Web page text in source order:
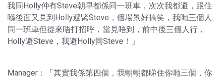
我同Holly仲有Steve朝早都係同一班車，次次我都避，跟住
喺後面又見到Holly避緊Steve，個場景好搞笑，我哋三個人
同一班車但從來唔打招呼，當見唔到，前中後三個人行，
Holly避Steve，我避Holly同Steve！」
Manager：「其實我係第四個，我朝朝都睇住你哋三個，你